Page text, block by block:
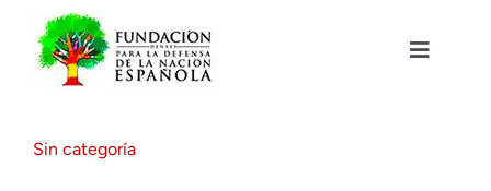
contenido
Toggle
Sin categoría